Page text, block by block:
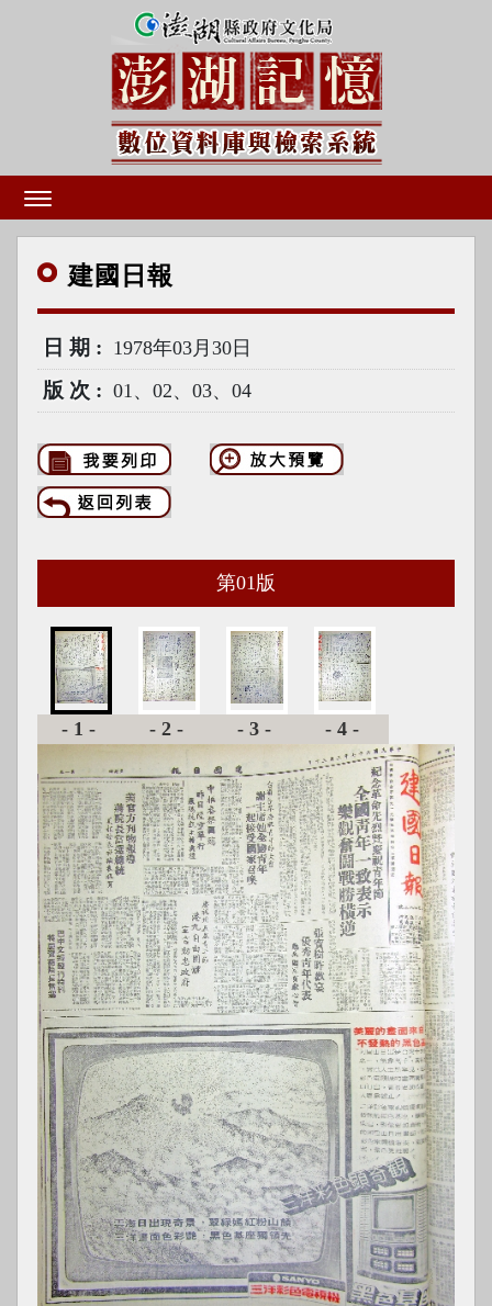
建國 日報
日期 1978年03月30日
版次 01、02、03、04
第01 版
-1- -2- -3- -4-